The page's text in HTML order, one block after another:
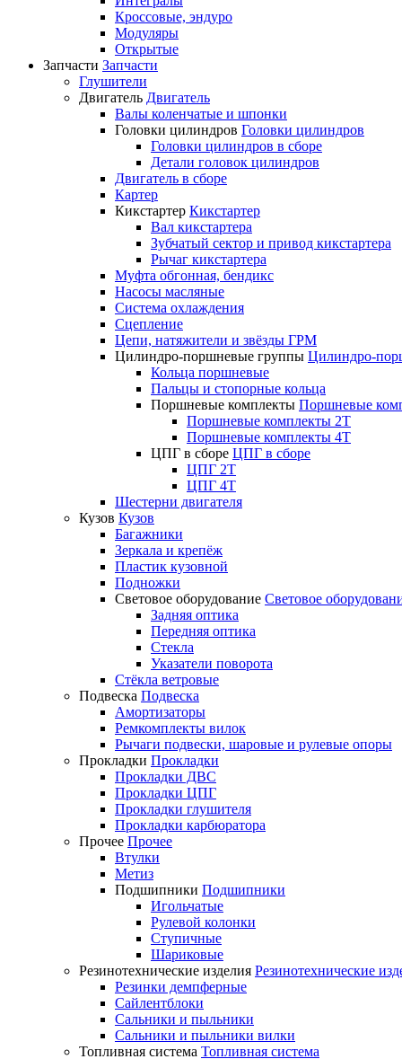
Кроссовые, эндуро
Модуляры
Открытые
Запчасти Запчасти
Глушители
Двигатель Двигатель
Валы коленчатые и шпонки
Головки цилиндров Головки цилиндров
Головки цилиндров в сборе
Детали головок цилиндров
Двигатель в сборе
Картер
Кикстартер Кикстартер
Вал кикстартера
Зубчатый сектор и привод кикстартера
Рычаг кикстартера
Муфта обгонная, бендикс
Насосы масляные
Система охлаждения
Сцепление
Цепи, натяжители и звёзды ГРМ
Цилиндро-поршневые группы Цилиндро-
Кольца поршневые
Пальцы и стопорные кольца
Поршневые комплекты Поршневые
Поршневые комплекты 2T
Поршневые комплекты 4T
ЦПГ в сборе ЦПГ в сборе
ЦПГ 2T
ЦПГ 4T
Шестерни двигателя
Кузов Кузов
Багажники
Зеркала и крепёж
Пластик кузовной
Подножки
Световое оборудование Световое
Задняя оптика
Передняя оптика
Стекла
Указатели поворота
Стёкла ветровые
Подвеска Подвеска
Амортизаторы
Ремкомплекты вилок
Рычаги подвески, шаровые и рулевые опоры
Прокладки Прокладки
Прокладки ДВС
Прокладки ЦПГ
Прокладки глушителя
Прокладки карбюратора
Прочее Прочее
Втулки
Метиз
Подшипники Подшипники
Игольчатые
Рулевой колонки
Ступичные
Шариковые
Резинотехнические изделия Резинотехнические
Резинки демпферные
Сайлентблоки
Сальники и пыльники
Сальники и пыльники вилки
Топливная система Топливная система